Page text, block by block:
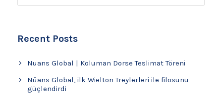
Recent Posts
Nuans Global | Koluman Dorse Teslimat Töreni
Nüans Global, ilk Wielton Treylerleri ile filosunu
güçlendirdi